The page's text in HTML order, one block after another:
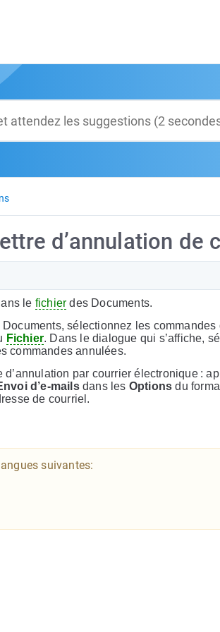
d’annulation de
le fichier des Documents.
Documents, sélectionnez les
Fichier. Dans le dialogue qui s’affiche,
commandes annulées.
par courrier électronique :
d’e-mailsdans les Options du
de courriel.
suivantes: